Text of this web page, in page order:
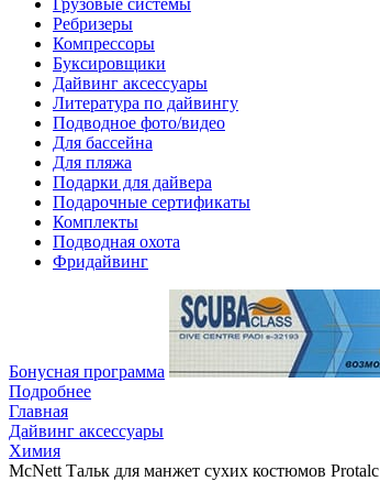
Грузовые системы
Ребризеры
Компрессоры
Буксировщики
Дайвинг аксессуары
Литература по дайвингу
Подводное фото/видео
Для бассейна
Для пляжа
Подарки для дайвера
Подарочные сертификаты
Комплекты
Подводная охота
Фридайвинг
Бонусная программа
Подробнее
Главная
Дайвинг аксессуары
Химия
McNett Тальк для манжет сухих костюмов Protalc